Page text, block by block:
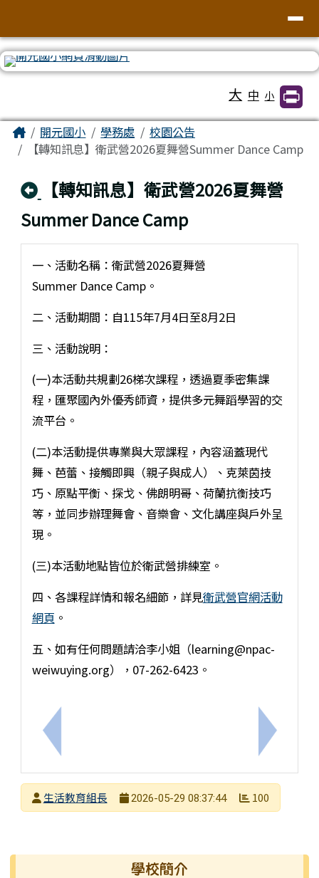
臺南市北區開元國民小學全球資訊網
大 中 小
主內容區域
Home開元國小 學務處
校園公告
【轉知訊息】衛武營2026夏舞營Summer Dance Camp
回上頁
【轉知訊息】衛武營2026夏舞營
Summer Dance Camp
上一筆：畢業季及暑假將至，提醒交通安全的重要性
一、活動名稱：衛武營2026夏舞營
Summer Dance Camp。
二、活動期間：自115年7月4日至8月2日
三、活動說明：
(一)本活動共規劃26梯次課程，透過夏季密集課
程，匯聚國內外優秀師資，提供多元舞蹈學習的交
流平台。
(二)本活動提供專業與大眾課程，內容涵蓋現代
舞、芭蕾、接觸即興（親子與成人）、克萊茵技
巧、原點平衡、探戈、佛朗明哥、荷蘭抗衡技巧
等，並同步辦理舞會、音樂會、文化講座與戶外呈
現。
(三)本活動地點皆位於衛武營排練室。
四、各課程詳情和報名細節，詳見衛武營官網活動
網頁 。
五、如有任何問題請洽李小姐（learning@npac-
weiwuying.org），07-262-6423。
下一筆：
發布者生活教育組長
2026-05-29 08:37:44 100
左邊區域內容 學校簡介
頁尾區域